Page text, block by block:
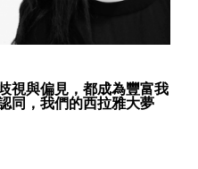
視與偏見，都成為豐富我
同，我們的西拉雅大夢